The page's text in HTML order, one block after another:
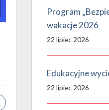
Program
wakacje 2026
22 lipiec 2026
Edukacyjne
22 lipiec 2026